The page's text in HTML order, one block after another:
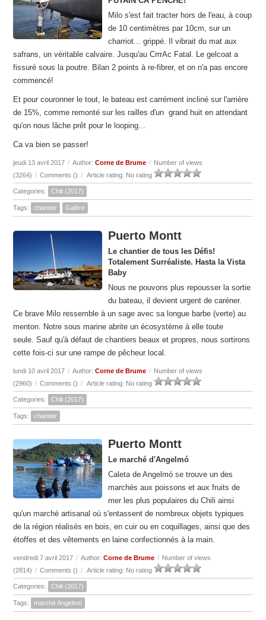
Milo s'est fait tracter hors de l'eau, à coup
de 10 centimètres par 10cm, sur un
charriot... grippé. Il vibrait du mat aux
safrans, un véritable calvaire. Jusqu'au CrrrAc Fatal. Le gelcoat a
fissuré sous la poutre. Bilan 2 points à re-fibrer, et on n'a pas encore
commencé!
Et pour couronner le tout, le bateau est carrément incliné sur l'arrière
de 15%, comme remonté sur les railles d'un grand huit en attendant
qu'on nous lâche prêt pour le looping...
Ca va bien se passer!
jeudi 13 avril 2017 / Author:Corne de Brume / Number of views
(3264) / Comments () / Article rating: No rating
Categories: Chili (2017)
Tags: chantier Galère
Puerto Montt
Le chantier de tous les Défis!
Totalement Surréaliste. Hasta la Vista
Baby
Nous ne pouvons plus repousser la sortie
du bateau, il devient urgent de caréner.
Ce brave Milo ressemble à un sage avec sa longue barbe (verte) au
menton. Notre sous marine abrite un écosystème à elle toute
seule. Sauf qu'à défaut de chantiers beaux et propres, nous sortirons
cette fois-ci sur une rampe de pêcheur local.
lundi 10 avril 2017 / Author:Corne de Brume / Number of views
(2960) / Comments () / Article rating: No rating
Categories: Chili (2017)
Tags: chantier
Puerto Montt
Le marché d'Angelmó
Caleta de Angelmó se trouve un des
marchés aux poissons et aux fruits de
mer les plus populaires du Chili ainsi
qu'un marché artisanal où s'entassent de nombreux objets typiques
de la région réalisés en bois, en cuir ou en coquillages, ainsi que des
étoffes et des vêtements en laine confectionnés à la main.
vendredi 7 avril 2017 / Author:Corne de Brume / Number of views
(2814) / Comments () / Article rating: No rating
Categories: Chili (2017)
Tags: marché Angelmó